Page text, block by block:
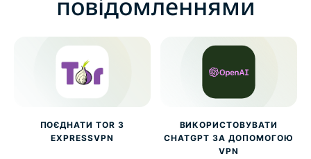
ПОЄДНАТИ TOR З
EXPRESSVPN
ВИКОРИСТОВУВАТИ
CHATGPT ЗА ДОПОМОГОЮ
VPN